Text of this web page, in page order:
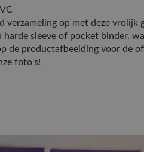
verzameling op met deze vrolijk
harde sleeve of pocket binder,
de productafbeelding voor de
foto's!